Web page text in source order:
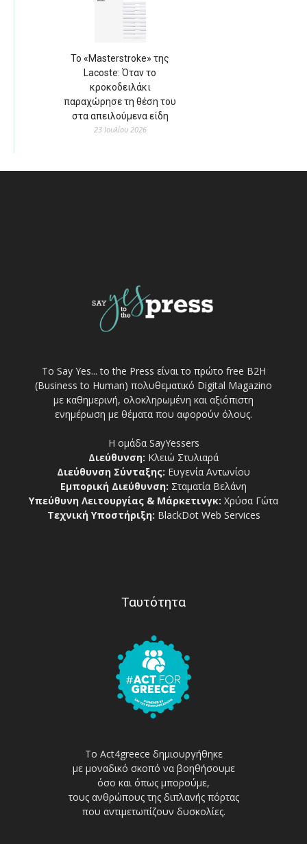
Το «Masterstroke» της
Lacoste: Όταν το
κροκοδειλάκι
παραχώρησε τη θέση του
στα απειλούμενα είδη
23 Ιουλίου 2026
Το Say Yes... to the Press είναι το πρώτο free Β2Η
(Business to Human) πολυθεματικό Digital Magazino
με καθημερινή, ολοκληρωμένη και αξιόπιστη
ενημέρωση με θέματα που αφορούν όλους.
Η ομάδα SayYessers
Διεύθυνση: Κλειώ Στυλιαρά
Διεύθυνση Σύνταξης: Ευγενία Αντωνίου
Εμπορική Διεύθυνση: Σταματία Βελάνη
Υπεύθυνη Λειτουργίας & Μάρκετινγκ: Χρύσα Γώτα
Τεχνική Υποστήριξη: BlackDot Web Services
Ταυτότητα
Το Act4greece δημιουργήθηκε
με μοναδικό σκοπό να βοηθήσουμε
όσο και όπως μπορούμε,
τους ανθρώπους της διπλανής πόρτας
που αντιμετωπίζουν δυσκολίες.